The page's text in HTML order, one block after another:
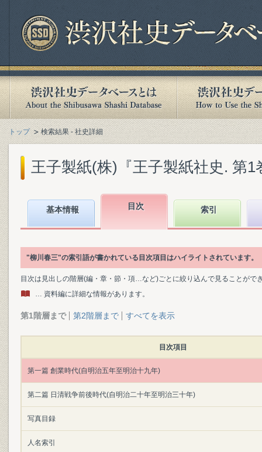
トップ 検索結果 - 社史詳細
王子製紙(株)『王子製紙社史. 第1
基本情報 目次 索引
"柳川春三"の索引語が書かれている目次項目はハイライトされています。
目次は見出しの階層(編・章・節・項…など)ごとに絞り込んで見ることがで
… 資料編に詳細な情報があります。
第1階層まで 第2階層まで すべてを表示
目次項目
第一篇 創業時代(自明治五年至明治十九年)
第二篇 日清戦争前後時代(自明治二十年至明治三十年)
写真目録
人名索引